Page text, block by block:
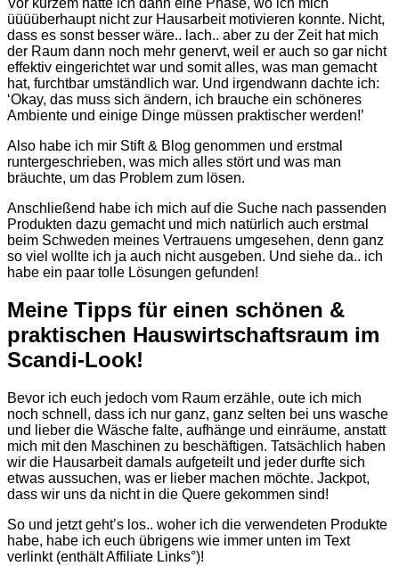
üüüüberhaupt nicht zur Hausarbeit motivieren konnte. Nicht,
dass es sonst besser wäre.. lach.. aber zu der Zeit hat mich
der Raum dann noch mehr genervt, weil er auch so gar nicht
effektiv eingerichtet war und somit alles, was man gemacht
hat, furchtbar umständlich war. Und irgendwann dachte ich:
‘Okay, das muss sich ändern, ich brauche ein schöneres
Ambiente und einige Dinge müssen praktischer werden!’
Also habe ich mir Stift & Blog genommen und erstmal
runtergeschrieben, was mich alles stört und was man
bräuchte, um das Problem zum lösen.
Anschließend habe ich mich auf die Suche nach passenden
Produkten dazu gemacht und mich natürlich auch erstmal
beim Schweden meines Vertrauens umgesehen, denn ganz
so viel wollte ich ja auch nicht ausgeben. Und siehe da.. ich
habe ein paar tolle Lösungen gefunden!
Meine Tipps für einen schönen &
praktischen Hauswirtschaftsraum im
Scandi-Look!
Bevor ich euch jedoch vom Raum erzähle, oute ich mich
noch schnell, dass ich nur ganz, ganz selten bei uns wasche
und lieber die Wäsche falte, aufhänge und einräume, anstatt
mich mit den Maschinen zu beschäftigen. Tatsächlich haben
wir die Hausarbeit damals aufgeteilt und jeder durfte sich
etwas aussuchen, was er lieber machen möchte. Jackpot,
dass wir uns da nicht in die Quere gekommen sind!
So und jetzt geht’s los.. woher ich die verwendeten Produkte
habe, habe ich euch übrigens wie immer unten im Text
verlinkt (enthält Affiliate Links°)!